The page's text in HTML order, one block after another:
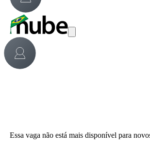
Essa vaga não está mais disponível para